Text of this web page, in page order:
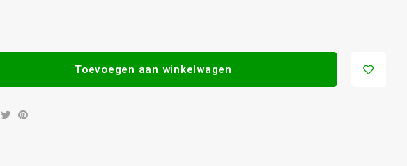
Toevoegen aan winkelwagen